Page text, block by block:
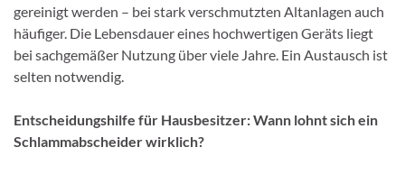
gereinigt werden – bei stark verschmutzten Altanlagen auch
häufiger. Die Lebensdauer eines hochwertigen Geräts liegt
bei sachgemäßer Nutzung über viele Jahre. Ein Austausch ist
selten notwendig.
Entscheidungshilfe für Hausbesitzer: Wann lohnt sich ein
Schlammabscheider wirklich?